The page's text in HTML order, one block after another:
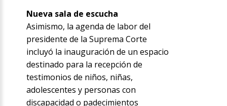
Nueva sala de escucha
Asimismo, la agenda de labor del
presidente de la Suprema Corte
incluyó la inauguración de un espacio
destinado para la recepción de
testimonios de niños, niñas,
adolescentes y personas con
discapacidad o padecimientos